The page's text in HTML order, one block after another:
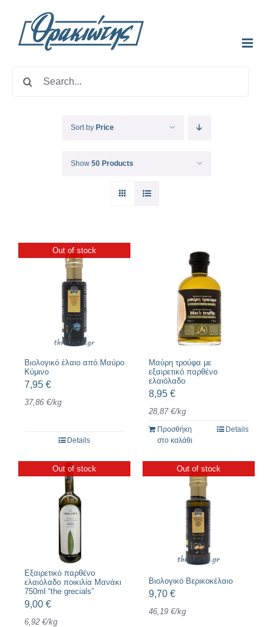
content
for:
Sort by Price
Show 50 Products
Out of stock
Βιολογικό έλαιο από Μαύρο
Κύμινο
7,95 €
37,86 €/kg
Details
Μαύρη τρούφα με
εξαιρετικό παρθένο
ελαιόλαδο
8,95 €
28,87 €/kg
Προσθήκη
στο καλάθι
Details
Out of stock
Εξαιρετικό παρθένο
ελαιόλαδο ποικιλία Μανάκι
750ml “the grecials”
9,00 €
6,92 €/kg
Out of stock
Βιολογικό Βερικοκέλαιο
9,70 €
46,19 €/kg